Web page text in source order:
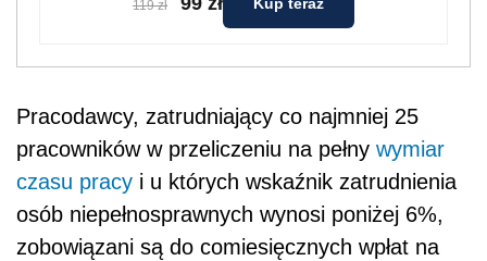
119 zł Kup teraz
Pracodawcy, zatrudniający co najmniej 25
pracowników w przeliczeniu na pełny wymiar
czasu pracy i u których wskaźnik zatrudnienia
osób niepełnosprawnych wynosi poniżej 6%,
zobowiązani są do comiesięcznych wpłat na